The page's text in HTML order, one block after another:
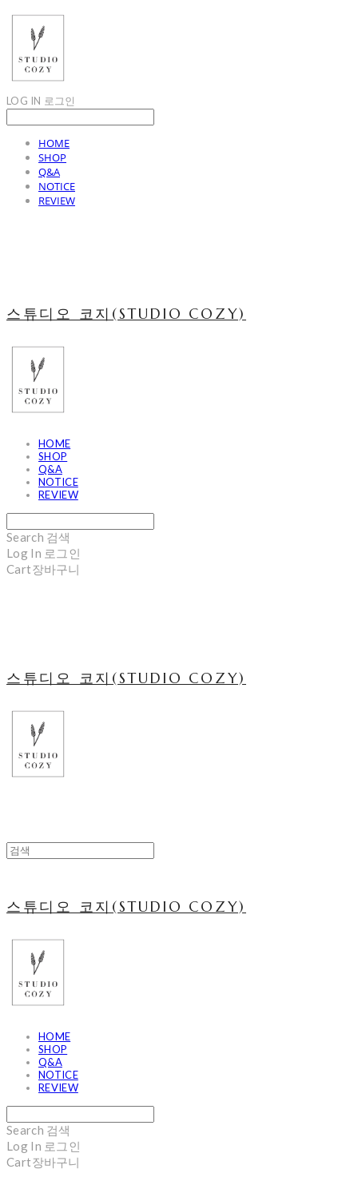
LOG IN 로그인
HOME
SHOP
Q&A
NOTICE
REVIEW
스튜디오 코지(STUDIO COZY)
HOME
SHOP
Q&A
NOTICE
REVIEW
Search 검색
Log In 로그인
Cart장바구니
스튜디오 코지(STUDIO COZY)
스튜디오 코지(STUDIO COZY)
HOME
SHOP
Q&A
NOTICE
REVIEW
Search 검색
Log In 로그인
Cart장바구니